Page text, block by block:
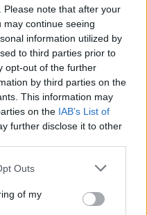
note that after your
continue seeing
information utilized by
to third parties prior to
opt-out of the further
by third parties on the
This information may
on the IAB’s List of
further disclose it to other
Outs
of my
που αλλάζει τα
Δηλαδή
ενώ στην
με